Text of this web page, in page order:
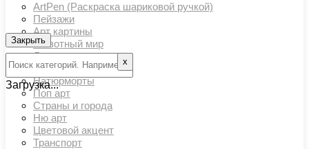
ArtPen (Раскраска шариковой ручкой)
Пейзажи
Арт картины
Животный мир
Люди
Картины художников
Натюрморты
Поп арт
Страны и города
Ню арт
Цветовой акцент
Транспорт
Закрыть
х
Загрузка...